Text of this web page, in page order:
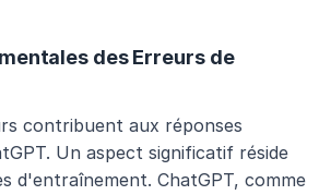
des Erreurs de
contribuent aux réponses
Un aspect significatif réside
d'entraînement. ChatGPT, comme